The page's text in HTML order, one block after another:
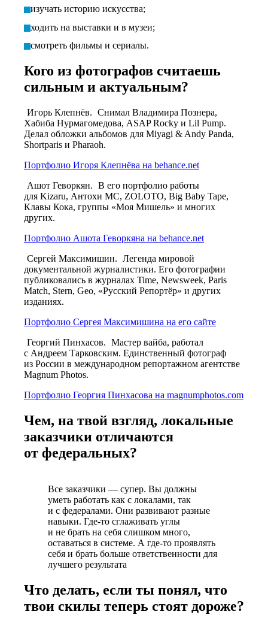
изучать историю искусства;
ходить на выставки и в музеи;
смотреть фильмы и сериалы.
Кого из фотографов считаешь
сильным и актуальным?
Игорь Клепнёв. Снимал Владимира Познера,
Хабиба Нурмагомедова, ASAP Rocky и Lil Pump.
Делал обложки альбомов для Miyagi & Andy Panda,
Shortparis и Pharaoh.
Портфолио Игоря Клепнёва на behance.net
Ашот Геворкян. В его портфолио работы
для Kizaru, Антохи МС, ZOLOTO, Big Baby Tape,
Клавы Кока, группы «Моя Мишель» и многих
других.
Портфолио Ашота Геворкяна на behance.net
Сергей Максимишин. Легенда мировой
документальной журналистики. Его фотографии
публиковались в журналах Time, Newsweek, Paris
Match, Stern, Geo, «Русский Репортёр» и других
изданиях.
Портфолио Сергея Максимишина на его сайте
Георгий Пинхасов. Мастер вайба, работал
с Андреем Тарковским. Единственный фотограф
из России в международном репортажном агентстве
Magnum Photos.
Портфолио Георгия Пинхасова на magnumphotos.com
Чем, на твой взгляд, локальные
заказчики отличаются
от федеральных?
Все заказчики — супер. Вы должны
уметь работать как с локалами, так
и с федералами. Они развивают разные
навыки. Где-то сглаживать углы
и не брать на себя слишком много,
оставаться в системе. А где-то проявлять
себя и брать больше ответственности для
лучшего результата
Что делать, если ты понял, что
твои скилы теперь стоят дороже?